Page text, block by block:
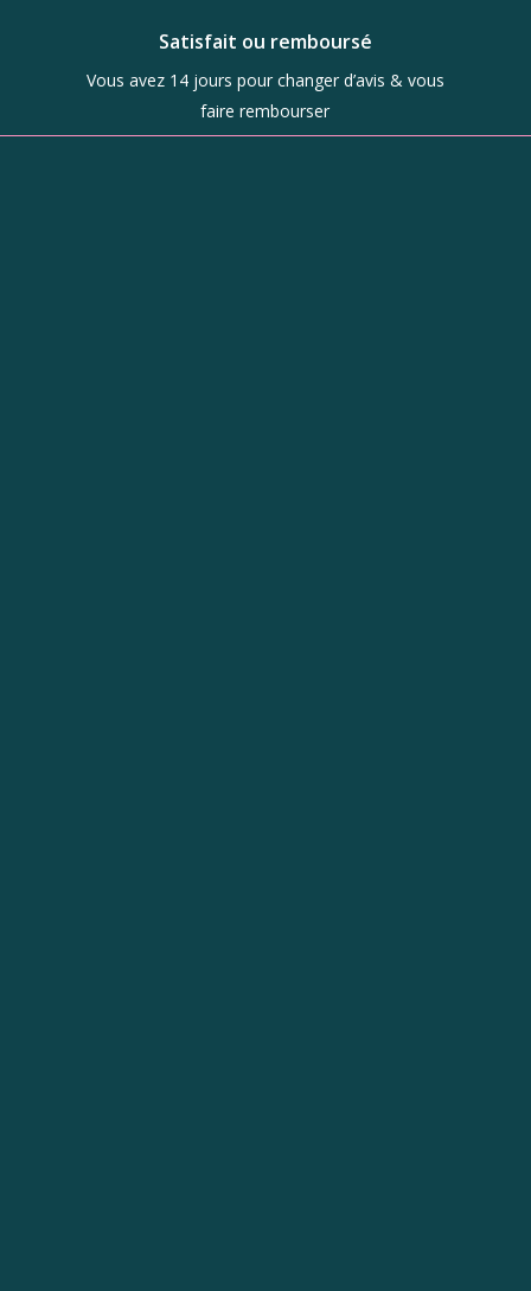
Satisfait ou remboursé
Vous avez 14 jours pour changer d’avis & vous
faire rembourser